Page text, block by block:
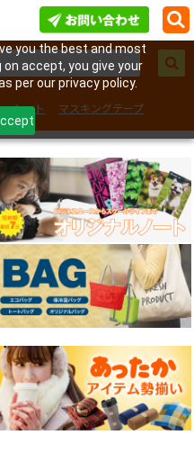
you the best and most
accept, you give your
per our privacy policy.
シート
マスキングテープ